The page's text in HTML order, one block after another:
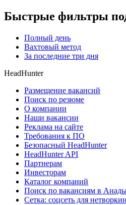
Быстрые фильтры
Полный день
Вахтовый метод
За последние три дня
HeadHunter
Размещение вакансий
Поиск по резюме
О компании
Наши вакансии
Реклама на сайте
Требования к ПО
Безопасный HeadHunter
HeadHunter API
Партнерам
Инвесторам
Каталог компаний
Поиск по вакансиям в
Сетка: соцсеть для